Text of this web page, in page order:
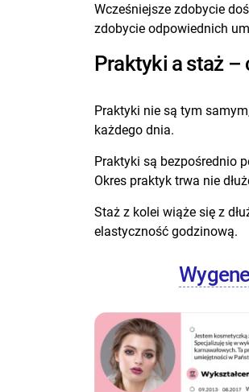
Wcześniejsze zdobycie
zdobycie odpowiednich
Praktyki a staż –
Praktyki nie są tym
każdego dnia.
Praktyki są bezpośrednio
Okres praktyk trwa nie
Staż z kolei wiąże się z
elastyczność godzinową.